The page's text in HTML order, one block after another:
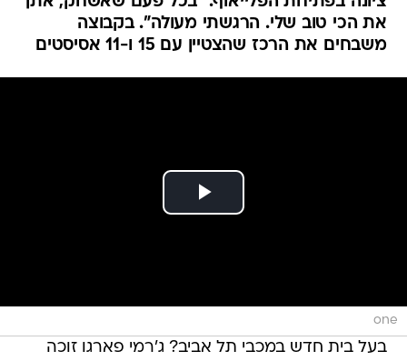
את הכי טוב שלי. הרגשתי מעולה". בקבוצה
משבחים את הרכז שהצטיין עם 15 ו-11 אסיסטים
one
בעל בית חדש במכבי תל אביב? ג'רמי פארגו זוכה